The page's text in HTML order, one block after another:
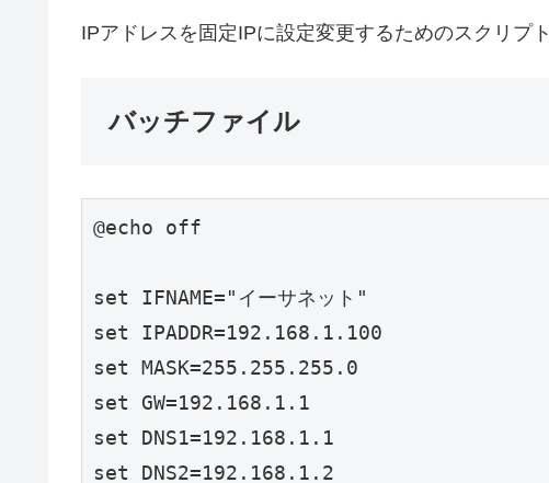
IPアドレスを固定IPに設定変更するためのスクリプト
バッチファイル
@echo off
set IFNAME="イーサネット"
set IPADDR=192.168.1.100
set MASK=255.255.255.0
set GW=192.168.1.1
set DNS1=192.168.1.1
set DNS2=192.168.1.2